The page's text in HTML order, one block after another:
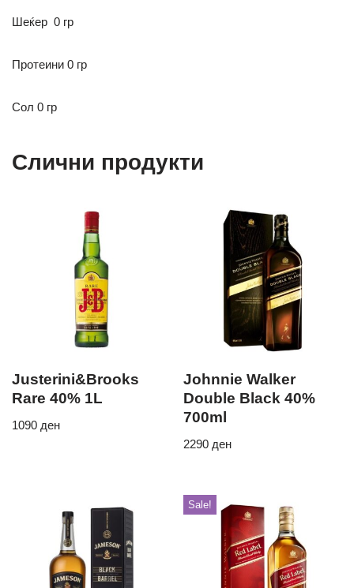
Шеќер 0 гр
Протеини 0 гр
Сол 0 гр
Слични продукти
Justerini&Brooks
Rare 40% 1L
1090 ден
Johnnie Walker
Double Black 40%
700ml
2290 ден
Sale!